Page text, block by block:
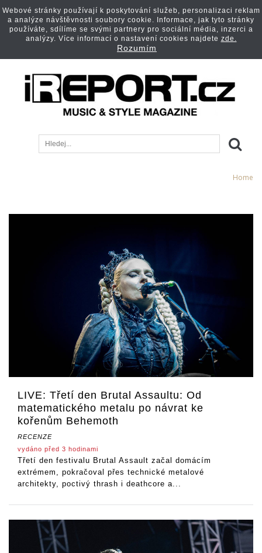
Home
LIVE: Třetí den Brutal Assaultu: Od
matematického metalu po návrat ke
kořenům Behemoth
RECENZE
vydáno před 3 hodinami
Třetí den festivalu Brutal Assault začal domácím
extrémem, pokračoval přes technické metalové
architekty, poctivý thrash i deathcore a...
Webové stránky používají k poskytování služeb, personalizaci reklam
a analýze návštěvnosti soubory cookie. Informace, jak tyto stránky
používáte, sdílíme se svými partnery pro sociální média, inzerci a
analýzy. Více informací o nastavení cookies najdete zde.
Rozumím